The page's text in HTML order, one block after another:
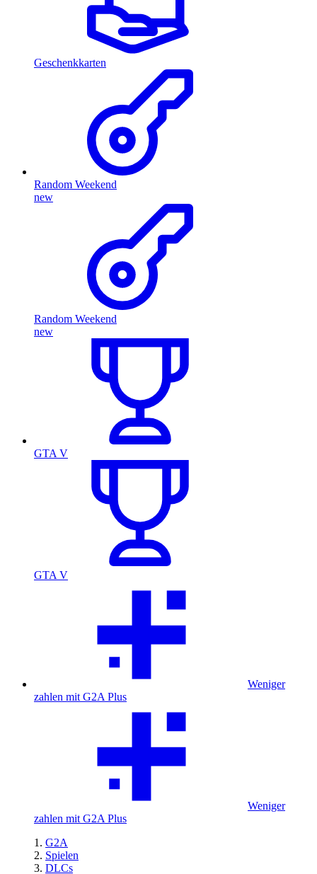
Geschenkkarten
Random Weekend
new
Random Weekend
new
GTA V
GTA V
Weniger
zahlen mit G2A Plus
Weniger
zahlen mit G2A Plus
G2A
Spielen
DLCs